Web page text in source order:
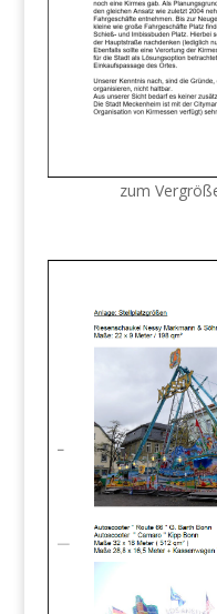
zum